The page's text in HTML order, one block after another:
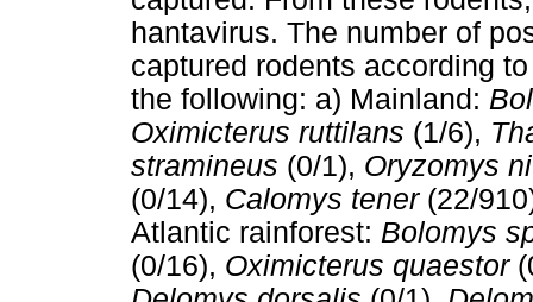
hantavirus. The number of
captured rodents according
the following: a) Mainland:
Oximicterus ruttilans (1/6),
stramineus (0/1), Oryzomys
(0/14), Calomys tener (22/
Atlantic rainforest: Bolomys
(0/16), Oximicterus quaestor